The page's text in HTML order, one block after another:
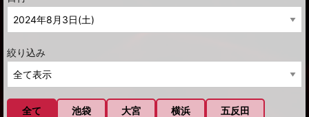
絞り込み
全て 池袋 大宮 横浜 五反田
i
g
i
o